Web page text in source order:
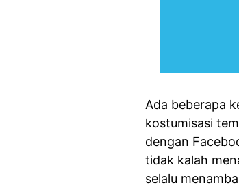
Ada beberapa
kostumisasi
dengan
tidak kalah
selalu